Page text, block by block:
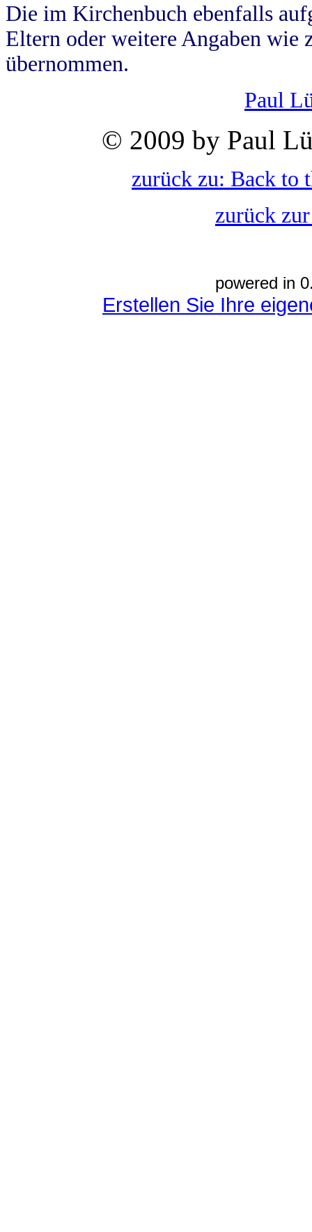
Die im Kirchenbuch ebenfalls
Eltern oder weitere Angaben wie
übernommen.
Paul
© 2009 by Paul
zurück zu: Back to
zurück
powered in
Erstellen Sie Ihre